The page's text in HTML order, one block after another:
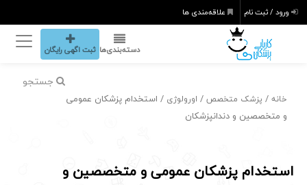
ورود / ثبت نام علاقه‌مندی ها
دسته‌بندی‌ها ثبت اگهی رایگان
جستجو
خانه / پزشک متخصص / اورولوژی / استخدام پزشکان عمومی
و متخصصین و دندانپزشکان
استخدام پزشکان عمومی و متخصصین و